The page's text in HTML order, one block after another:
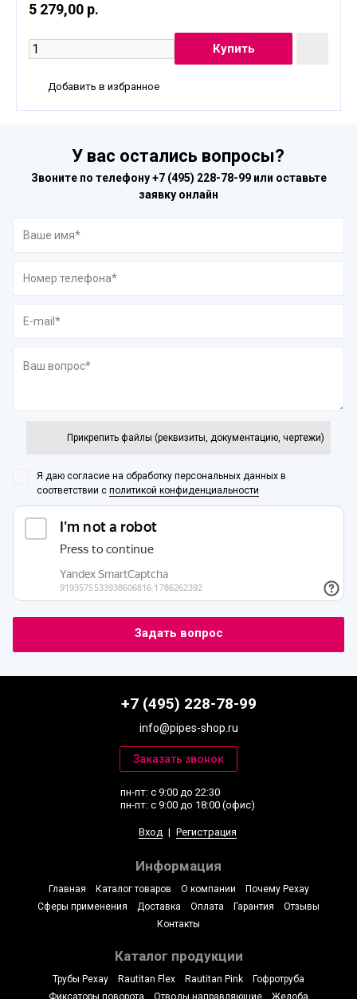
5 279,00 р.
Добавить в избранное
У вас остались вопросы?
Звоните по телефону+7 (495) 228-78-99или оставьте
заявку онлайн
Прикрепить файлы (реквизиты, документацию, чертежи)
Я даю согласие на обработку персональных данных в
соответствии с политикой конфиденциальности
+7 (495) 228-78-99
info@pipes-shop.ru
пн-пт: с 9:00 до 22:30
пн-пт: с 9:00 до 18:00 (офис)
Вход | Регистрация
Информация
Главная Каталог товаров О компании
Почему Рехау
Сферы применения
Доставка Оплата Гарантия
Отзывы
Контакты
Каталог продукции
Трубы Рехау Rautitan Flex Rautitan Pink
Гофротруба
Фиксаторы поворота
Отводы направляющие Желоба